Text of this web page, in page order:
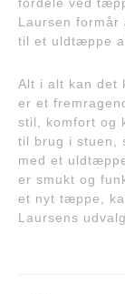
Laursen
til et uldtæppe
Alt i alt kan det
er et
stil, komfort og
til brug i stuen,
med et
er smukt og
et nyt tæppe,
Laursens